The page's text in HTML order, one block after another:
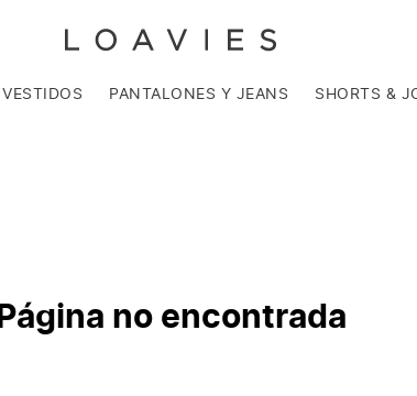
VESTIDOS PANTALONES Y JEANS SHORTS &
Página no encontrada